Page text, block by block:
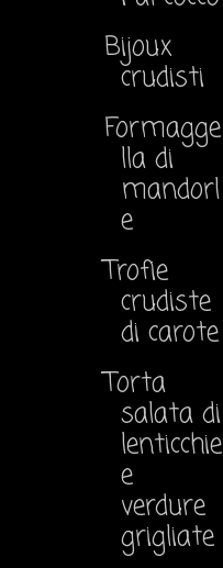
Bijoux
crudisti
Formagge
lla di
mandorl
e
Trofie
crudiste
di carote
Torta
salata di
lenticchie
e
verdure
grigliate